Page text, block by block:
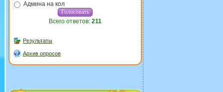
Админа на кол
Всего ответов: 211
Результаты
Архив опросов